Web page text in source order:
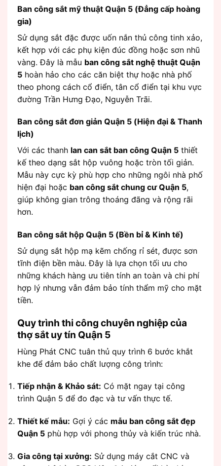
Ban công sắt mỹ thuật Quận 5 (Đẳng cấp hoàng
gia)
Sử dụng sắt đặc được uốn nắn thủ công tinh xảo,
kết hợp với các phụ kiện đúc đồng hoặc sơn nhũ
vàng. Đây là mẫu ban công sắt nghệ thuật Quận
5 hoàn hảo cho các căn biệt thự hoặc nhà phố
theo phong cách cổ điển, tân cổ điển tại khu vực
đường Trần Hưng Đạo, Nguyễn Trãi.
Ban công sắt đơn giản Quận 5 (Hiện đại & Thanh
lịch)
Với các thanh lan can sắt ban công Quận 5 thiết
kế theo dạng sắt hộp vuông hoặc tròn tối giản.
Mẫu này cực kỳ phù hợp cho những ngôi nhà phố
hiện đại hoặc ban công sắt chung cư Quận 5,
giúp không gian trông thoáng đãng và rộng rãi
hơn.
Ban công sắt hộp Quận 5 (Bền bỉ & Kinh tế)
Sử dụng sắt hộp mạ kẽm chống rỉ sét, được sơn
tĩnh điện bền màu. Đây là lựa chọn tối ưu cho
những khách hàng ưu tiên tính an toàn và chi phí
hợp lý nhưng vẫn đảm bảo tính thẩm mỹ cho mặt
tiền.
Quy trình thi công chuyên nghiệp của
thợ sắt uy tín Quận 5
Hùng Phát CNC tuân thủ quy trình 6 bước khắt
khe để đảm bảo chất lượng công trình:
Tiếp nhận & Khảo sát: Có mặt ngay tại công
trình Quận 5 để đo đạc và tư vấn thực tế.
Thiết kế mẫu: Gợi ý các mẫu ban công sắt đẹp
Quận 5 phù hợp với phong thủy và kiến trúc nhà.
Gia công tại xưởng: Sử dụng máy cắt CNC và